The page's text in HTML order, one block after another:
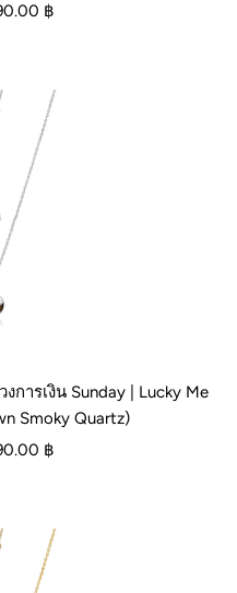
฿
การเงิน Sunday | Lucky Me
Smoky Quartz)
฿